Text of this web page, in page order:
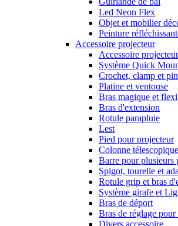
Led Neon Flex
Objet et mobilier
Peinture
Accessoire projecteur
Accessoire projecteur
Système Quick
Crochet, clamp et
Platine et ventouse
Bras magique et
Bras d'extension
Rotule parapluie
Lest
Pied pour projecteur
Colonne télescopique
Barre pour plusieurs
Spigot, tourelle et
Rotule grip et bras
Système girafe et
Bras de déport
Bras de réglage
Divers accessoire